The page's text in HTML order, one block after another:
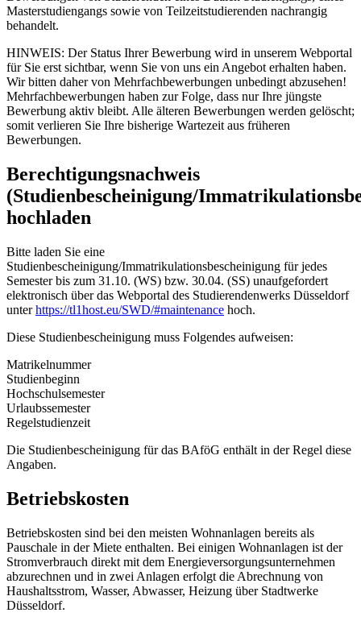
Masterstudiengangs sowie von Teilzeitstudierenden nachrangig
behandelt.
HINWEIS: Der Status Ihrer Bewerbung wird in unserem Webportal
für Sie erst sichtbar, wenn Sie von uns ein Angebot erhalten haben.
Wir bitten daher von Mehrfachbewerbungen unbedingt abzusehen!
Mehrfachbewerbungen haben zur Folge, dass nur Ihre jüngste
Bewerbung aktiv bleibt. Alle älteren Bewerbungen werden gelöscht;
somit verlieren Sie Ihre bisherige Wartezeit aus früheren
Bewerbungen.
Berechtigungsnachweis
(Studienbescheinigung/
hochladen
Bitte laden Sie eine
Studienbescheinigung/Immatrikulationsbescheinigung für jedes
Semester bis zum 31.10. (WS) bzw. 30.04. (SS) unaufgefordert
elektronisch über das Webportal des Studierendenwerks Düsseldorf
unterhttps://tl1host.eu/SWD/#maintenance hoch.
Diese Studienbescheinigung muss Folgendes aufweisen:
Matrikelnummer
Studienbeginn
Hochschulsemester
Urlaubssemester
Regelstudienzeit
Die Studienbescheinigung für das BAföG enthält in der Regel diese
Angaben.
Betriebskosten
Betriebskosten sind bei den meisten Wohnanlagen bereits als
Pauschale in der Miete enthalten. Bei einigen Wohnanlagen ist der
Stromverbrauch direkt mit dem Energieversorgungsunternehmen
abzurechnen und in zwei Anlagen erfolgt die Abrechnung von
Haushaltsstrom, Wasser, Abwasser, Heizung über Stadtwerke
Düsseldorf.